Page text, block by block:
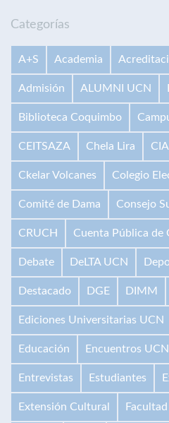
Categorías
A+S Academia
Admisión ALUMNI UCN
Biblioteca Coquimbo
CEITSAZA Chela Lira
Ckelar Volcanes Colegio
Comité de Dama Consejo
CRUCH Cuenta Pública de
Debate DeLTA UCN
Destacado DGE DIMM
Ediciones Universitarias UCN
Educación Encuentros UCN
Entrevistas Estudiantes
Extensión Cultural